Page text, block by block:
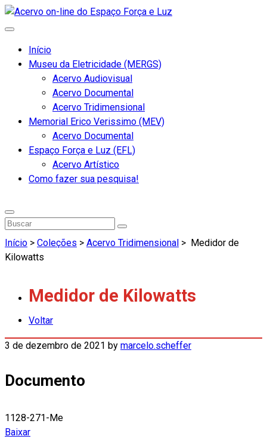
Início
Museu da Eletricidade (MERGS)
Acervo Audiovisual
Acervo Documental
Acervo Tridimensional
Memorial Erico Verissimo (MEV)
Acervo Documental
Espaço Força e Luz (EFL)
Acervo Artístico
Como fazer sua pesquisa!
Início > Coleções > Acervo Tridimensional > Medidor de
Kilowatts
Medidor de Kilowatts
Voltar
3 de dezembro de 2021 by marcelo.scheffer
Documento
1128-271-Me
Baixar